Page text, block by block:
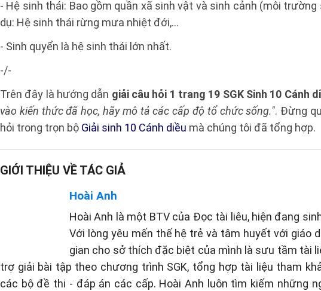
- Hệ sinh thái: Bao gồm quần xã sinh vật và sinh cảnh (môi trường
dụ: Hệ sinh thái rừng mưa nhiệt đới,…
- Sinh quyển là hệ sinh thái lớn nhất.
-/-
Trên đây là hướng dẫn giải câu hỏi 1 trang 19 SGK Sinh 10 Cánh
vào kiến thức đã học, hãy mô tả các cấp độ tổ chức sống.". Đừng
hỏi trong trọn bộ Giải sinh 10 Cánh diều mà chúng tôi đã tổng hợp.
GIỚI THIỆU VỀ TÁC GIẢ
Hoài Anh
Hoài Anh là một BTV của Đọc tài liêu, hiện đang
Với lòng yêu mến thế hệ trẻ và tâm huyết với giáo
gian cho sở thích đặc biệt của mình là sưu tầm tài
trợ giải bài tập theo chương trình SGK, tổng hợp tài liệu tham
các bộ đề thi - đáp án các cấp. Hoài Anh luôn tìm kiếm những